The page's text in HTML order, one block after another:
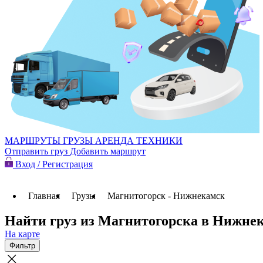
МАРШРУТЫ ГРУЗЫ АРЕНДА ТЕХНИКИ
Отправить груз Добавить маршрут
Вход / Регистрация
Главная Грузы Магнитогорск - Нижнекамск
Найти груз из Магнитогорска в
На карте
Фильтр